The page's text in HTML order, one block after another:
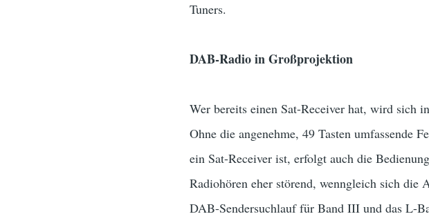
Tuners.
DAB-Radio in Großprojektion
Wer bereits einen Sat-Receiver hat, wird sich
Ohne die angenehme, 49 Tasten
ein Sat-Receiver ist, erfolgt auch die
Radiohören eher störend, wenngleich sich die
DAB-Sendersuchlauf für Band III und das L-